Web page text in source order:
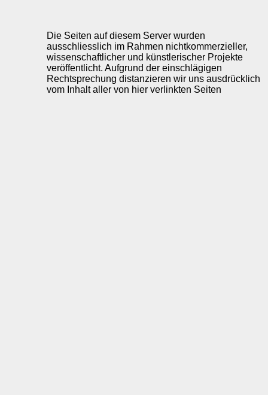
Die Seiten auf diesem Server wurden
ausschliesslich im Rahmen nichtkommerzieller,
wissenschaftlicher und künstlerischer Projekte
veröffentlicht. Aufgrund der einschlägigen
Rechtsprechung distanzieren wir uns ausdrücklich
vom Inhalt aller von hier verlinkten Seiten